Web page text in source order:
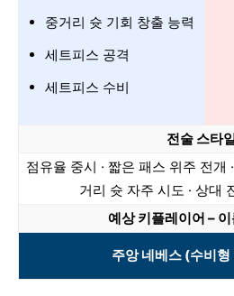
중거리 슛 기회 창출 능력
세트피스 공격
세트피스 수비
전술 스타일
점유율 중시 · 짧은 패스 위주 전개
거리 슛 자주 시도 · 상대
예상 키플레이어 –
주앙 네베스 (수비